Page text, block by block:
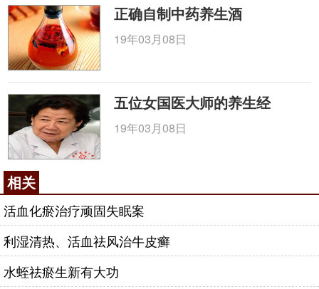
正确自制中药养生酒
19年03月08日
五位女国医大师的养生经
19年03月08日
相关
活血化瘀治疗顽固失眠案
利湿清热、活血祛风治牛皮癣
水蛭祛瘀生新有大功